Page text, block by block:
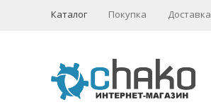
Каталог Покупка Доставка